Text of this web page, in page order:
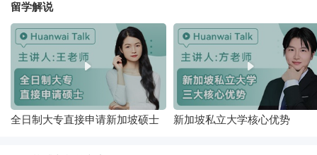
留学解说
全日制大专直接申请新加坡硕士 新加坡私立大学核心优势